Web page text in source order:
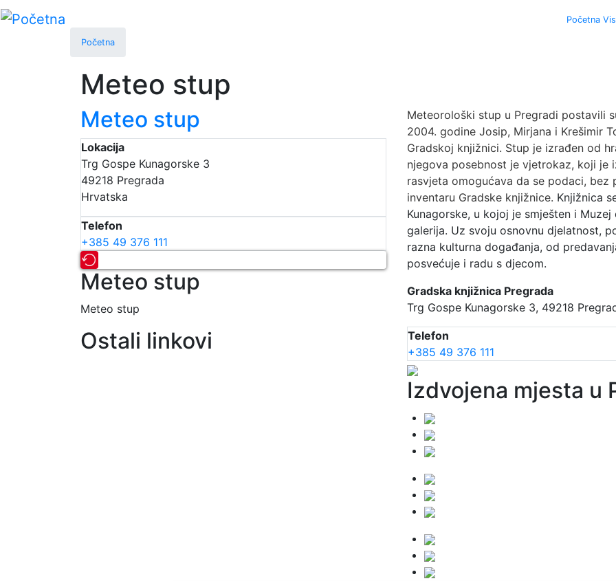
Skip
Početna
Početna
Meteo stup
Meteorološki stup u Pregradi postavili
2004. godine Josip, Mirjana i Krešimir
Gradskoj knjižnici. Stup je izrađen od
njegova posebnost je vjetrokaz, koji je
rasvjeta omogućava da se podaci,
inventaru Gradske knjižnice. Knjižnica
Kunagorske, u kojoj je smješten i
galerija. Uz svoju osnovnu djelatnost,
razna kulturna događanja, od
posvećuje i radu s djecom.
Gradska knjižnica Pregrada
Trg Gospe Kunagorske 3, 49218
Telefon
+385 49 376 111
Izdvojena mjesta u
Meteo stup
Lokacija
Trg Gospe Kunagorske 3
49218 Pregrada
Hrvatska
Telefon
+385 49 376 111
Meteo stup
Meteo stup
Ostali linkovi